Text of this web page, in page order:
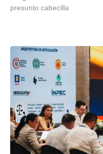
presunto cabecilla